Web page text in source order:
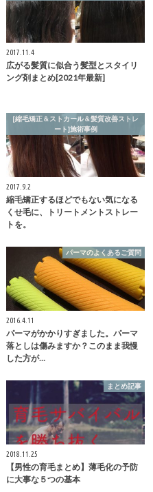
2017.11.4
広がる髪質に似合う髪型とスタイリ
ング剤まとめ[2021年最新]
[縮毛矯正＆ストカール＆髪質改善ストレ
ート]施術事例
2017.9.2
縮毛矯正するほどでもない気になる
くせ毛に、トリートメントストレー
トを。
パーマのよくあるご質問
2016.4.11
パーマがかかりすぎました。パーマ
落としは傷みますか？このまま我慢
した方が…
まとめ記事
2018.11.25
【男性の育毛まとめ】薄毛化の予防
に大事な５つの基本